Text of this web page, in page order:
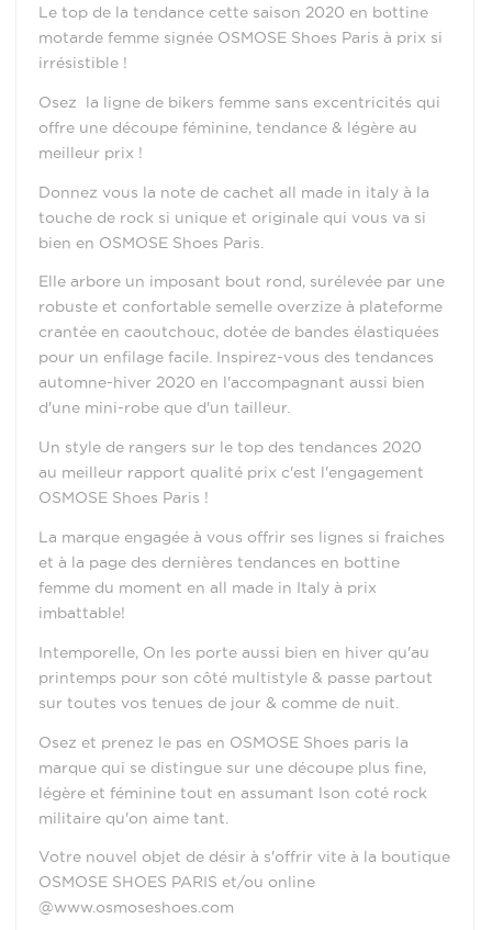
Le top de la tendance cette saison 2020 en bottine
motarde femme signée OSMOSE Shoes Paris à prix si
irrésistible !
Osez la ligne de bikers femme sans excentricités qui
offre une découpe féminine, tendance & légère au
meilleur prix !
Donnez vous la note de cachet all made in italy à la
touche de rock si unique et originale qui vous va si
bien en OSMOSE Shoes Paris.
Elle arbore un imposant bout rond, surélevée par une
robuste et confortable semelle overzize à plateforme
crantée en caoutchouc, dotée de bandes élastiquées
pour un enfilage facile. Inspirez-vous des tendances
automne-hiver 2020 en l'accompagnant aussi bien
d'une mini-robe que d'un tailleur.
Un style de rangers sur le top des tendances 2020
au meilleur rapport qualité prix c'est l'engagement
OSMOSE Shoes Paris !
La marque engagée à vous offrir ses lignes si fraiches
et à la page des dernières tendances en bottine
femme du moment en all made in Italy à prix
imbattable!
Intemporelle, On les porte aussi bien en hiver qu'au
printemps pour son côté multistyle & passe partout
sur toutes vos tenues de jour & comme de nuit.
Osez et prenez le pas en OSMOSE Shoes paris la
marque qui se distingue sur une découpe plus fine,
légère et féminine tout en assumant lson coté rock
militaire qu'on aime tant.
Votre nouvel objet de désir à s'offrir vite à la boutique
OSMOSE SHOES PARIS et/ou online
@www.osmoseshoes.com